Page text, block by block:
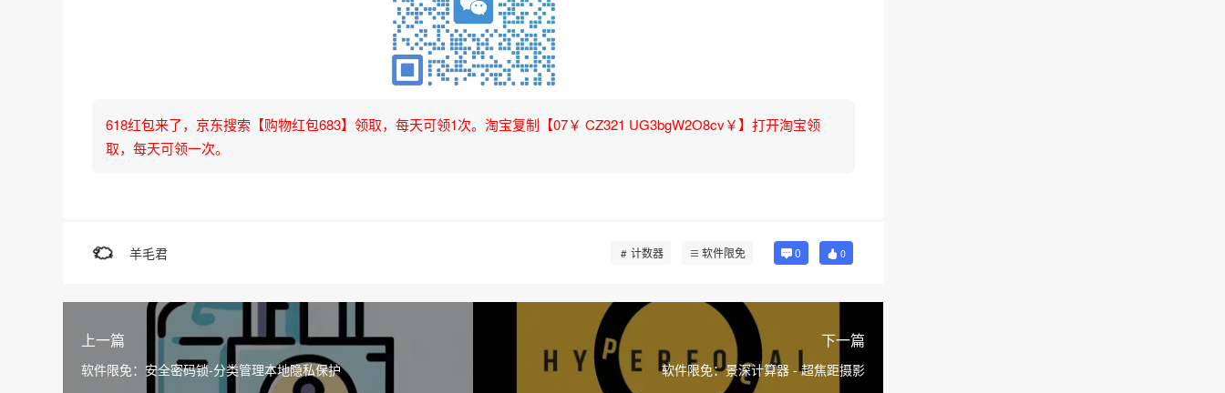
618红包来了，京东搜索【购物红包683】领取，每天可领1次。淘宝复制【07￥ CZ321 UG3bgW2O8cv￥】打开淘宝领
取，每天可领一次。
羊毛君 计数器 软件限免 0 0
上一篇
软件限免：安全密码锁-分类管理本地隐私保护
下一篇
软件限免：景深计算器 - 超焦距摄影